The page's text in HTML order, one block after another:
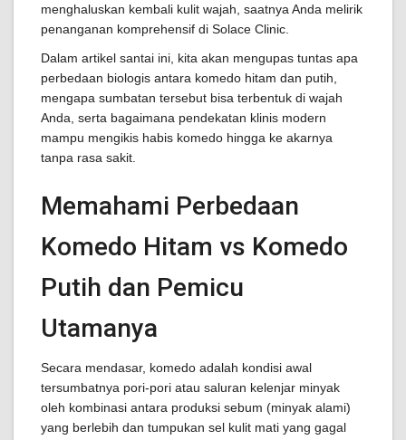
menghaluskan kembali kulit wajah, saatnya Anda melirik
penanganan komprehensif di Solace Clinic.
Dalam artikel santai ini, kita akan mengupas tuntas apa
perbedaan biologis antara komedo hitam dan putih,
mengapa sumbatan tersebut bisa terbentuk di wajah
Anda, serta bagaimana pendekatan klinis modern
mampu mengikis habis komedo hingga ke akarnya
tanpa rasa sakit.
Memahami Perbedaan
Komedo Hitam vs Komedo
Putih dan Pemicu
Utamanya
Secara mendasar, komedo adalah kondisi awal
tersumbatnya pori-pori atau saluran kelenjar minyak
oleh kombinasi antara produksi sebum (minyak alami)
yang berlebih dan tumpukan sel kulit mati yang gagal